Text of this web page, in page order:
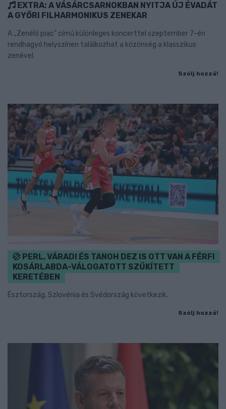
EXTRA: A VÁSÁRCSARNOKBAN NYITJA ÚJ ÉVADÁT
A GYŐRI FILHARMONIKUS ZENEKAR
A „Zenélő piac” című különleges koncerttel szeptember 7-én
rendhagyó helyszínen találkozhat a közönség a klasszikus
zenével.
Szólj hozzá!
PERL, VÁRADI ÉS TANOH DEZ IS OTT VAN A FÉRFI
KOSÁRLABDA-VÁLOGATOTT SZŰKÍTETT
KERETÉBEN
Észtország, Szlovénia és Svédország következik.
Szólj hozzá!